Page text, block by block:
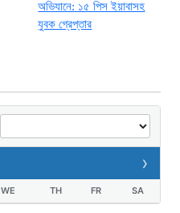
›
WE TH FR SA